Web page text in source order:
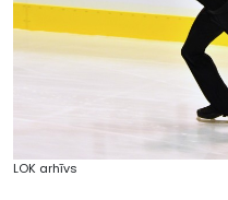
LOK arhīvs